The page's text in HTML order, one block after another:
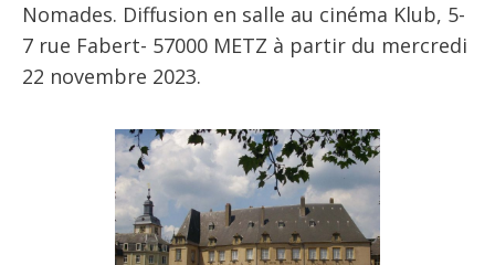
Nomades. Diffusion en salle au cinéma Klub, 5-
7 rue Fabert- 57000 METZ à partir du mercredi
22 novembre 2023.